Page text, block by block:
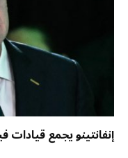
إنفانتينو يجمع قيادات